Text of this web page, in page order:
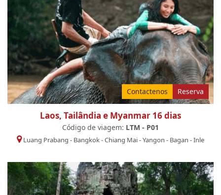
Contactenos Reserva
Laos, Tailândia e Myanmar 16 dias
Código de viagem: LTM - P01
Luang Prabang - Bangkok-Chiang Mai-Yangon - Bagan -Inle